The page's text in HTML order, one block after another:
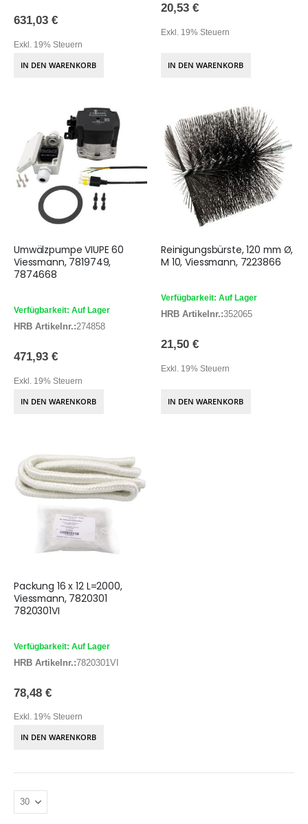
631,03 €
Exkl. 19% Steuern
IN DEN WARENKORB
20,53 €
Exkl. 19% Steuern
IN DEN WARENKORB
Umwälzpumpe VIUPE 60
Viessmann, 7819749,
7874668
Verfügbarkeit: Auf Lager
HRB Artikelnr.:274858
471,93 €
Exkl. 19% Steuern
IN DEN WARENKORB
Reinigungsbürste, 120 mm Ø,
M 10, Viessmann, 7223866
Verfügbarkeit: Auf Lager
HRB Artikelnr.:352065
21,50 €
Exkl. 19% Steuern
IN DEN WARENKORB
Packung 16 x 12 L=2000,
Viessmann, 7820301
7820301VI
Verfügbarkeit: Auf Lager
HRB Artikelnr.:7820301VI
78,48 €
Exkl. 19% Steuern
IN DEN WARENKORB